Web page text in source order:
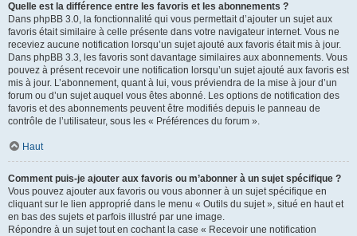
Quelle est la différence entre les favoris et les abonnements ?
Dans phpBB 3.0, la fonctionnalité qui vous permettait d’ajouter un sujet aux
favoris était similaire à celle présente dans votre navigateur internet. Vous ne
receviez aucune notification lorsqu’un sujet ajouté aux favoris était mis à jour.
Dans phpBB 3.3, les favoris sont davantage similaires aux abonnements. Vous
pouvez à présent recevoir une notification lorsqu’un sujet ajouté aux favoris est
mis à jour. L’abonnement, quant à lui, vous préviendra de la mise à jour d’un
forum ou d’un sujet auquel vous êtes abonné. Les options de notification des
favoris et des abonnements peuvent être modifiés depuis le panneau de
contrôle de l’utilisateur, sous les « Préférences du forum ».
Haut
Comment puis-je ajouter aux favoris ou m’abonner à un sujet spécifique ?
Vous pouvez ajouter aux favoris ou vous abonner à un sujet spécifique en
cliquant sur le lien approprié dans le menu « Outils du sujet », situé en haut et
en bas des sujets et parfois illustré par une image.
Répondre à un sujet tout en cochant la case « Recevoir une notification